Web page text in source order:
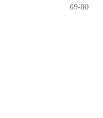
69-80